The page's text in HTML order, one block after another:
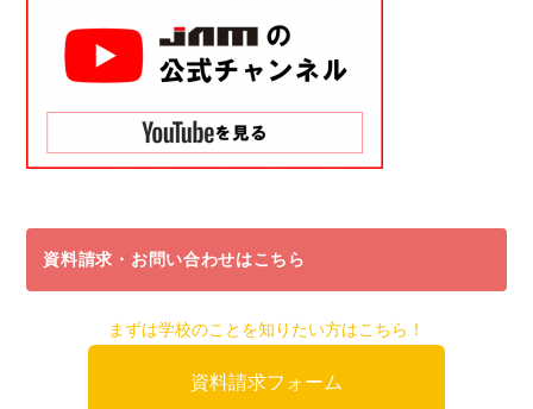
資料請求・お問い合わせはこちら
まずは学校のことを知りたい方はこちら！
資料請求フォーム